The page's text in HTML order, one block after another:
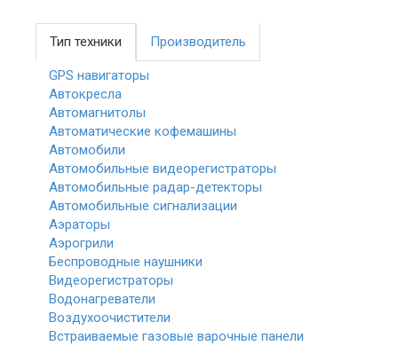
Тип техники Производитель
GPS навигаторы
Автокресла
Автомагнитолы
Автоматические кофемашины
Автомобили
Автомобильные видеорегистраторы
Автомобильные радар-детекторы
Автомобильные сигнализации
Аэраторы
Аэрогрили
Беспроводные наушники
Видеорегистраторы
Водонагреватели
Воздухоочистители
Встраиваемые газовые варочные панели